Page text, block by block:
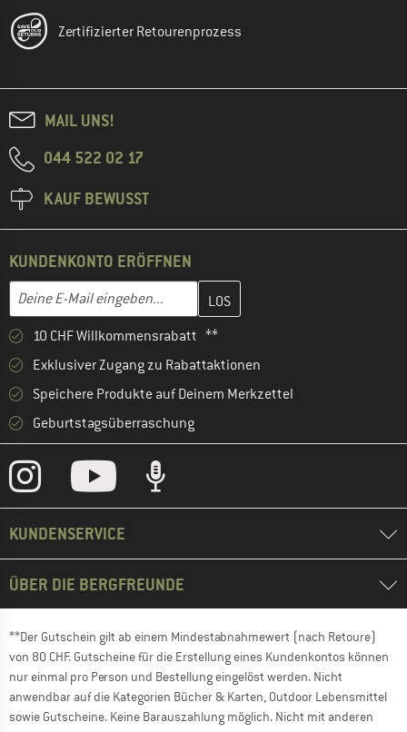
Zertifizierter Retourenprozess
MAIL UNS!
044 522 02 17
KAUF BEWUSST
KUNDENKONTO ERÖFFNEN
E-Mail-Adresse
Gib hier deine E-Mail-Adresse ein und erstelle im nächsten
10 CHF Willkommensrabatt **
Exklusiver Zugang zu Rabattaktionen
Speichere Produkte auf Deinem Merkzettel
Geburtstagsüberraschung
KUNDENSERVICE
ÜBER DIE BERGFREUNDE
**Der Gutschein gilt ab einem Mindestabnahmewert (nach Retoure)
von 80 CHF. Gutscheine für die Erstellung eines Kundenkontos können
nur einmal pro Person und Bestellung eingelöst werden. Nicht
anwendbar auf die Kategorien Bücher & Karten, Outdoor Lebensmittel
sowie Gutscheine. Keine Barauszahlung möglich. Nicht mit anderen